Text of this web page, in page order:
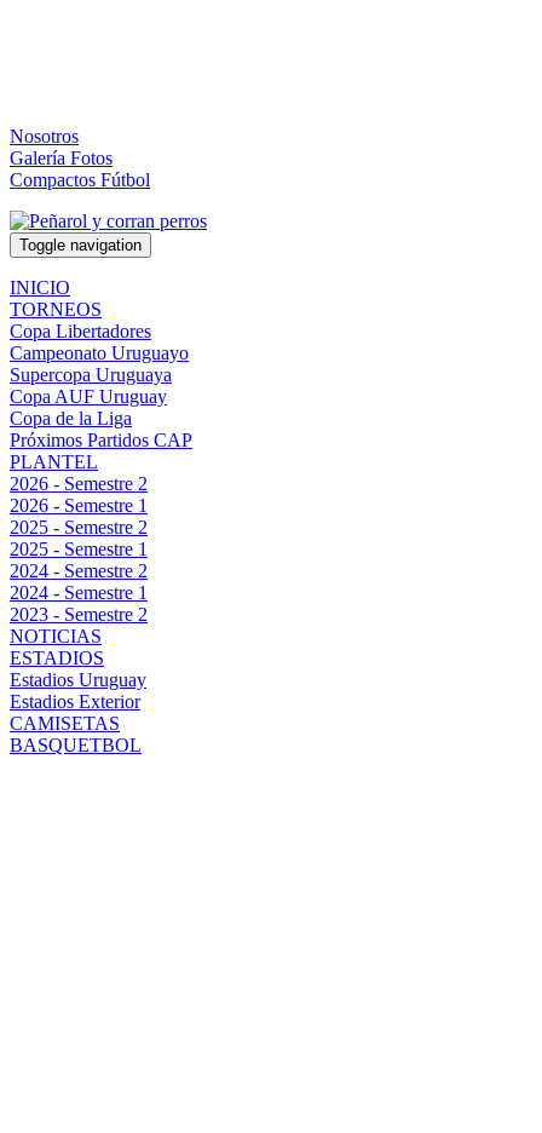
Nosotros
Galería Fotos
Compactos Fútbol
Toggle navigation
INICIO
TORNEOS
Copa Libertadores
Campeonato Uruguayo
Supercopa Uruguaya
Copa AUF Uruguay
Copa de la Liga
Próximos Partidos CAP
PLANTEL
2026 - Semestre 2
2026 - Semestre 1
2025 - Semestre 2
2025 - Semestre 1
2024 - Semestre 2
2024 - Semestre 1
2023 - Semestre 2
NOTICIAS
ESTADIOS
Estadios Uruguay
Estadios Exterior
CAMISETAS
BASQUETBOL